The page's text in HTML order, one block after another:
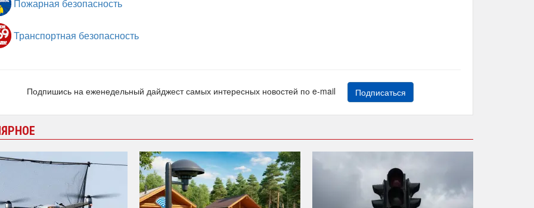
Пожарная безопасность
Транспортная безопасность
Подпишись на еженедельный дайджест самых интересных новостей по e-mail Подписаться